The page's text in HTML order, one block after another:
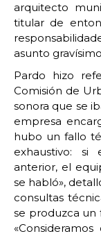
arquitecto
titular de
asunto
Pardo hizo
Comisión de
sonora que se
empresa
hubo un fallo
exhaustivo: si
anterior, el
se habló»,
consultas
se produzca un